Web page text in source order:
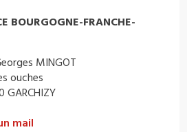
BOURGOGNE-FRANCHE-
MINGOT
ouches
GARCHIZY
mail